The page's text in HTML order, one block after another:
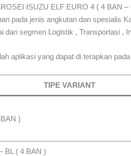
ISUZU ELF EURO 4 ( 4 BAN –
pada jenis angkutan dan spesialis
dari segmen Logistik , Transportasi ,
aplikasi yang dapat di terapkan
TIPE VARIANT
)
BL ( 4 BAN )